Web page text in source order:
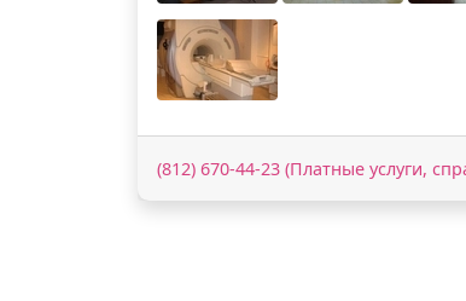
(812) 670-44-23 (Платные услуги,